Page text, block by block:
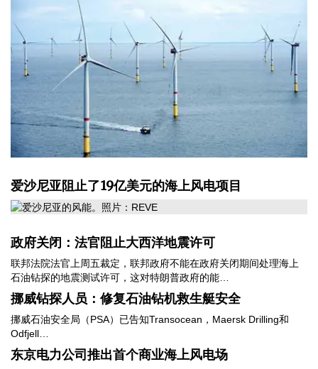
爱沙尼亚阻止了19亿美元的海上风电项目
政府关闭：法官阻止大西洋地震许可
联邦法院法官上周五裁定，联邦政府不能在政府关闭期间处理海上
石油钻探的地震测试许可，这对特朗普政府的能…
挪威钻探人员：修复石油钻机救生艇安全
挪威石油安全局（PSA）已告知Transocean，Maersk Drilling和
Odfjell…
东京电力公司推出首个商业海上风电场